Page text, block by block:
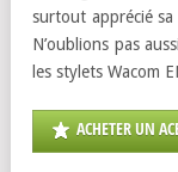
surtout apprécié
N’oublions pas
les stylets Wacom
ACHETER UN